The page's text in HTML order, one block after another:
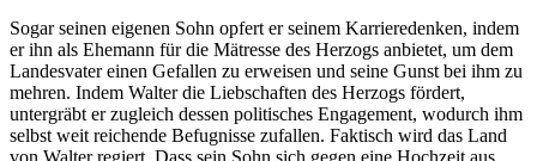
Sogar seinen eigenen Sohn opfert er seinem Karrieredenken, indem
er ihn als Ehemann für die Mätresse des Herzogs anbietet, um dem
Landesvater einen Gefallen zu erweisen und seine Gunst bei ihm zu
mehren. Indem Walter die Liebschaften des Herzogs fördert,
untergräbt er zugleich dessen politisches Engagement, wodurch ihm
selbst weit reichende Befugnisse zufallen. Faktisch wird das Land